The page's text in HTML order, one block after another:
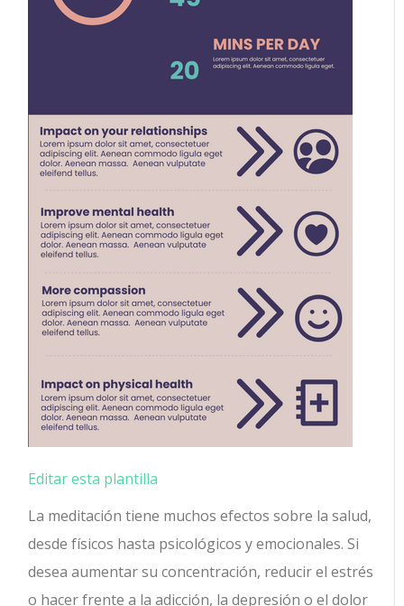
Editar esta plantilla
La meditación tiene muchos efectos sobre la salud,
desde físicos hasta psicológicos y emocionales. Si
desea aumentar su concentración, reducir el estrés
o hacer frente a la adicción, la depresión o el dolor